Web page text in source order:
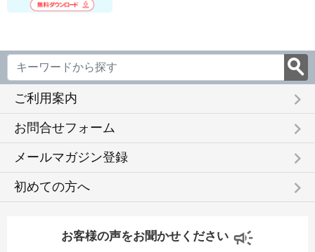
ご利用案内 keyboard_arrow_right
お問合せフォーム keyboard_arrow_right
メールマガジン登録 keyboard_arrow_right
初めての方へ keyboard_arrow_right
お客様の声をお聞かせください